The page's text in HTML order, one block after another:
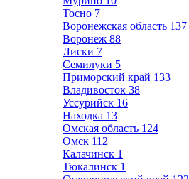
Тосно 7
Воронежская область 137
Воронеж 88
Лиски 7
Семилуки 5
Приморский край 133
Владивосток 38
Уссурийск 16
Находка 13
Омская область 124
Омск 112
Калачинск 1
Тюкалинск 1